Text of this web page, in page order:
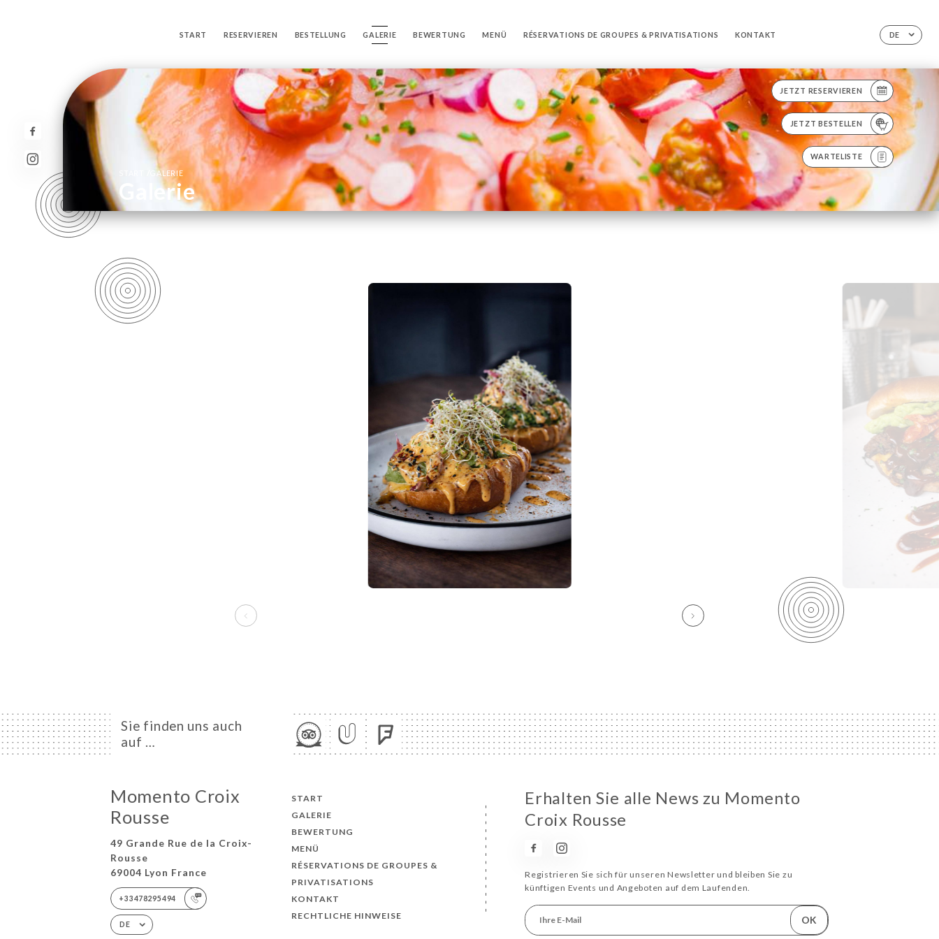
DE
START RESERVIEREN BESTELLUNG GALERIE BEWERTUNG MENÜ RÉSERVATIONS DE GROUPES & PRIVATISATIONS KONTAKT
JETZT RESERVIEREN
JETZT BESTELLEN
WARTELISTE
GALERIE
Galerie
Sie finden uns auch
auf …
Momento Croix
Rousse
49 Grande Rue de la Croix-
Rousse
69004 Lyon France
+33478295494
DE
START
GALERIE
BEWERTUNG
MENÜ
RÉSERVATIONS DE GROUPES &
PRIVATISATIONS
KONTAKT
RECHTLICHE HINWEISE
Erhalten Sie alle News zu Momento
Croix Rousse
Registrieren Sie sich für unseren Newsletter und bleiben Sie zu
künftigen Events und Angeboten auf dem Laufenden.
OK